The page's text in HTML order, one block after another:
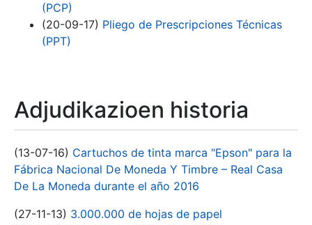
(PCP)
(20-09-17) Pliego de Prescripciones Técnicas
(PPT)
Adjudikazioen historia
(13-07-16) Cartuchos de tinta marca "Epson" para la
Fábrica Nacional De Moneda Y Timbre – Real Casa
De La Moneda durante el año 2016
(27-11-13) 3.000.000 de hojas de papel